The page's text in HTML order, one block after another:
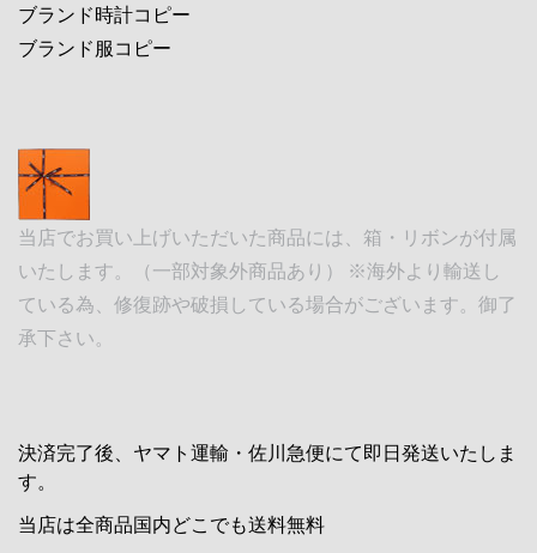
ブランド時計コピー
ブランド服コピー
当店でお買い上げいただいた商品には、箱・リボンが付属
いたします。（一部対象外商品あり） ※海外より輸送し
ている為、修復跡や破損している場合がございます。御了
承下さい。
決済完了後、ヤマト運輸・佐川急便にて即日発送いたしま
す。
当店は全商品国内どこでも送料無料